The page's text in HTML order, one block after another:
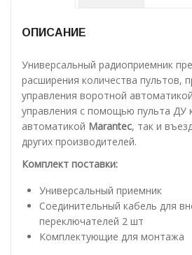
ОПИСАНИЕ
Универсальный радиоприемник
расширения количества пультов,
управления воротной
управления с помощью пульта ДУ
автоматикой Marantec, так и
других производителей.
Комплект поставки:
Универсальный приемник
Соединительный кабель для
переключателей 2 шт
Комплектующие для монтажа